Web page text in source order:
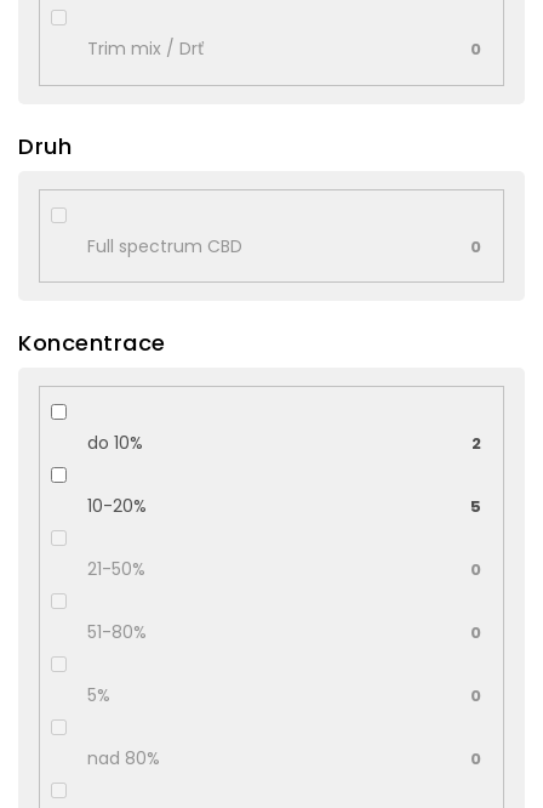
Trim mix / Drť 0
Druh
Full spectrum CBD 0
Koncentrace
do 10% 2
10-20% 5
21-50% 0
51-80% 0
5% 0
nad 80% 0